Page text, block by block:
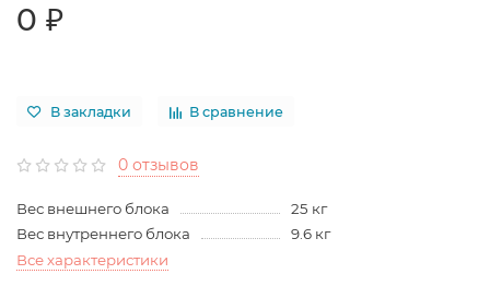
0 ₽
В закладки В сравнение
0 отзывов
Вес внешнего блока
25 кг
Вес внутреннего блока
9.6 кг
Все характеристики